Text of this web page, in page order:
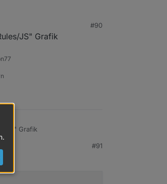
#90
JS" Grafik
JS" Grafik
#91